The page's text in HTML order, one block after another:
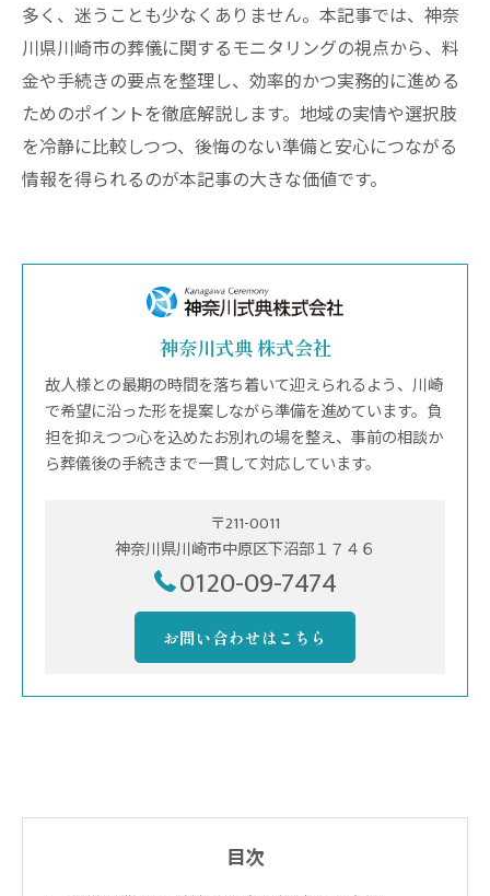
多く、迷うことも少なくありません。本記事では、神奈
川県川崎市の葬儀に関するモニタリングの視点から、料
金や手続きの要点を整理し、効率的かつ実務的に進める
ためのポイントを徹底解説します。地域の実情や選択肢
を冷静に比較しつつ、後悔のない準備と安心につながる
情報を得られるのが本記事の大きな価値です。
神奈川式典 株式会社
故人様との最期の時間を落ち着いて迎えられるよう、川崎
で希望に沿った形を提案しながら準備を進めています。負
担を抑えつつ心を込めたお別れの場を整え、事前の相談か
ら葬儀後の手続きまで一貫して対応しています。
〒211-0011
神奈川県川崎市中原区下沼部１７４６
0120-09-7474
お問い合わせはこちら
目次